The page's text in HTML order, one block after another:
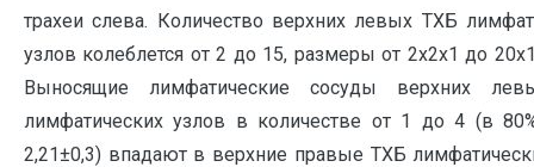
трахеи слева. Количество верхних левых ТХБ
узлов колеблется от 2 до 15, размеры от 2х2х1 до
Выносящие лимфатические сосуды верхних
лимфатических узлов в количестве от 1 до 4 (в
2,21±0,3) впадают в верхние правые ТХБ